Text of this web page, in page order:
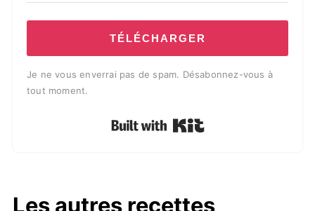
TÉLÉCHARGER
Je ne vous enverrai pas de spam. Désabonnez-vous à
tout moment.
Built with Kit
Les autres recettes